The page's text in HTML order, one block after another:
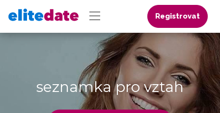
Registrovat
seznamka pro vztah